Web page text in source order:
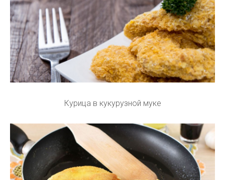
Курица в кукурузной муке